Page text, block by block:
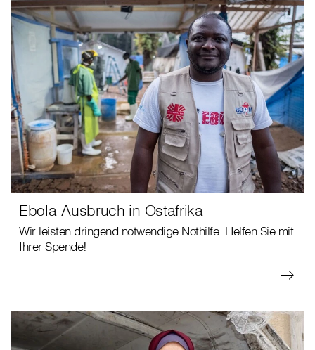
Ebola-Ausbruch in Ostafrika
Wir leisten dringend notwendige Nothilfe. Helfen Sie mit
Ihrer Spende!